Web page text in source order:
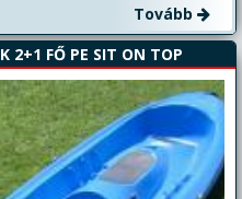
gyártmány, minőségi
nyomokkal, kifejezetten
vásárolható nálam hozzá
Tovább
2+1 FŐ PE SIT ON TOP